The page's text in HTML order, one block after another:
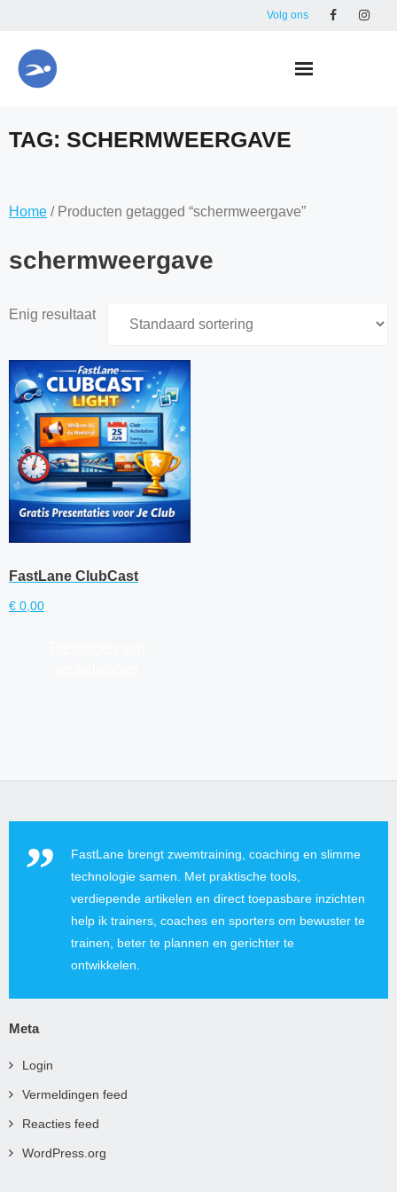
content
Volg ons
TAG: SCHERMWEERGAVE
Home / Producten getagged “schermweergave”
schermweergave
Enig resultaat
FastLane ClubCast
€ 0,00
FastLane brengt zwemtraining, coaching en slimme
technologie samen. Met praktische tools,
verdiepende artikelen en direct toepasbare inzichten
help ik trainers, coaches en sporters om bewuster te
trainen, beter te plannen en gerichter te
ontwikkelen.
Meta
Login
Vermeldingen feed
Reacties feed
WordPress.org